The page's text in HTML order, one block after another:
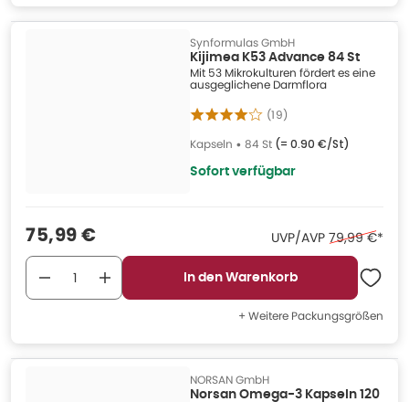
Synformulas GmbH
Kijimea K53 Advance 84 St
Mit 53 Mikrokulturen fördert es eine
ausgeglichene Darmflora
(19)
Kapseln • 84 St (= 0.90 €/St)
Sofort verfügbar
Verkaufspreis
75,99 € UVP/AVP Ehemaliger
79,99 €*
In den Warenkorb
+ Weitere Packungsgrößen
NORSAN GmbH
Norsan Omega-3 Kapseln 120